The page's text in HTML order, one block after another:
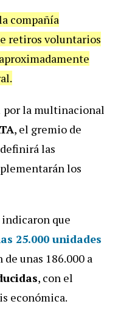
compañía
retiros voluntarios
por la multinacional
, el gremio de
las
los
que
25.000 unidades
de unas 186.000 a
, con el
económica.